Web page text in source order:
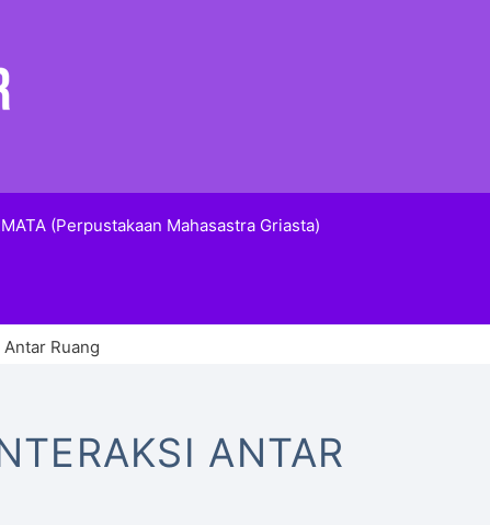
(Perpustakaan Mahasastra Griasta)
Ruang
ANTAR